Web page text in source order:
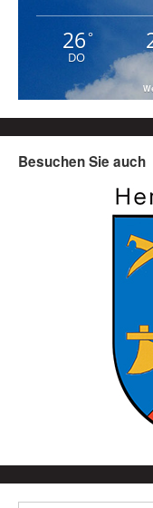
26°
DO
Besuchen Sie auch